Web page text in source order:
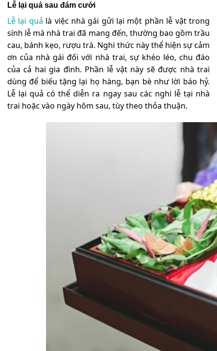
Lễ lại quả sau đám cưới
Lễ lại quả là việc nhà gái gửi lại một phần lễ vật trong
sính lễ mà nhà trai đã mang đến, thường bao gồm trầu
cau, bánh kẹo, rượu trà. Nghi thức này thể hiện sự cảm
ơn của nhà gái đối với nhà trai, sự khéo léo, chu đáo
của cả hai gia đình. Phần lễ vật này sẽ được nhà trai
dùng để biếu tặng lại họ hàng, bạn bè như lời báo hỷ.
Lễ lại quả có thể diễn ra ngay sau các nghi lễ tại nhà
trai hoặc vào ngày hôm sau, tùy theo thỏa thuận.